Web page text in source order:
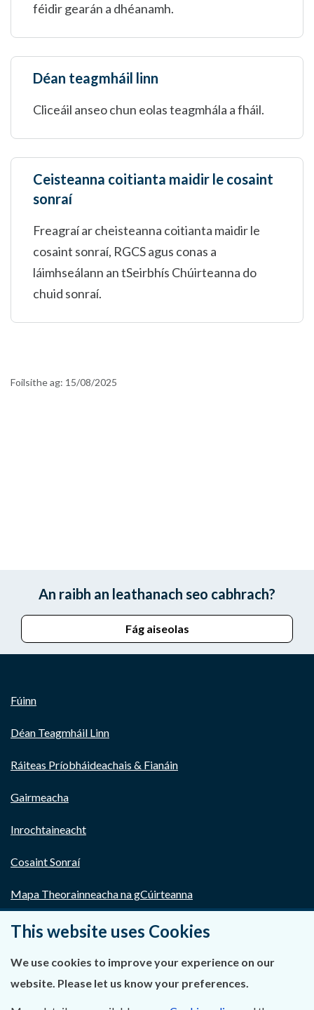
féidir gearán a dhéanamh.
Déan teagmháil linn
Cliceáil anseo chun eolas teagmhála a fháil.
Ceisteanna coitianta maidir le cosaint
sonraí
Freagraí ar cheisteanna coitianta maidir le
cosaint sonraí, RGCS agus conas a
láimhseálann an tSeirbhís Chúirteanna do
chuid sonraí.
Foilsithe ag: 15/08/2025
An raibh an leathanach seo cabhrach?
Fág aiseolas
Fúinn
Déan Teagmháil Linn
Ráiteas Príobháideachais & Fianáin
Gairmeacha
Inrochtaineacht
Cosaint Sonraí
Mapa Theorainneacha na gCúirteanna
Séanadh
Saoráil Faisnéise
An tAcht um Brústocaireacht
This website uses Cookies
We use cookies to improve your experience on our
website. Please let us know your preferences.